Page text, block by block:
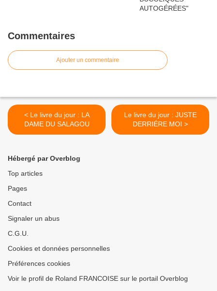
Commentaires
Ajouter un commentaire
< Le livre du jour : LA
DAME DU SALAGOU
Le livre du jour : JUSTE
DERRIÉRE MOI >
Hébergé par Overblog
Top articles
Pages
Contact
Signaler un abus
C.G.U.
Cookies et données personnelles
Préférences cookies
Voir le profil de Roland FRANCOISE sur le portail Overblog